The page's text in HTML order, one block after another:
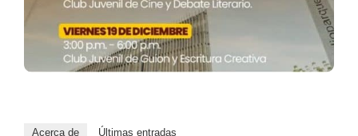
Acerca de Últimas entradas